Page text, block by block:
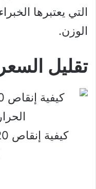
التي يعتبرها
الوزن.
تقليل